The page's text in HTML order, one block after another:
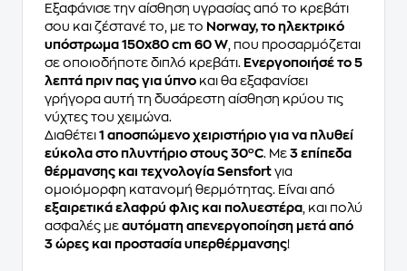
Εξαφάνισε την αίσθηση υγρασίας από το κρεβάτι
σου και ζέστανέ το, με το Norway, το ηλεκτρικό
υπόστρωμα 150x80 cm 60 W , που προσαρμόζεται
σε οποιοδήποτε διπλό κρεβάτι. Ενεργοποιήσέ το 5
λεπτά πριν πας για ύπνο και θα εξαφανίσει
γρήγορα αυτή τη δυσάρεστη αίσθηση κρύου τις
νύχτες του χειμώνα.
Διαθέτει 1 αποσπώμενο χειριστήριο για να πλυθεί
εύκολα στο πλυντήριο στους 30ºC . Με 3 επίπεδα
θέρμανσης και τεχνολογία Sensfort για
ομοιόμορφη κατανομή θερμότητας. Είναι από
εξαιρετικά ελαφρύ φλις και πολυεστέρα , και πολύ
ασφαλές με αυτόματη απενεργοποίηση μετά από
3 ώρες και προστασία υπερθέρμανσης!